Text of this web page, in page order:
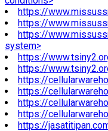
https://
https://
https://
system>
https://
https://
https://
https://
https://
https://
https://